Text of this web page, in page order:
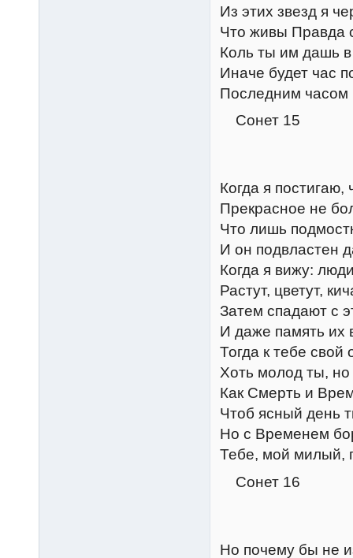
Из этих звезд я
Что живы Правда
Коль ты им дашь
Иначе будет час
Последним часом
Сонет 15
Когда я постигаю,
Прекрасное не
Что лишь
И он подвластен
Когда я вижу:
Растут, цветут,
Затем спадают с
И даже память их
Тогда к тебе
Хоть молод ты,
Как Смерть и
Чтоб ясный день
Но с Временем
Тебе, мой милый,
Сонет 16
Но почему бы не